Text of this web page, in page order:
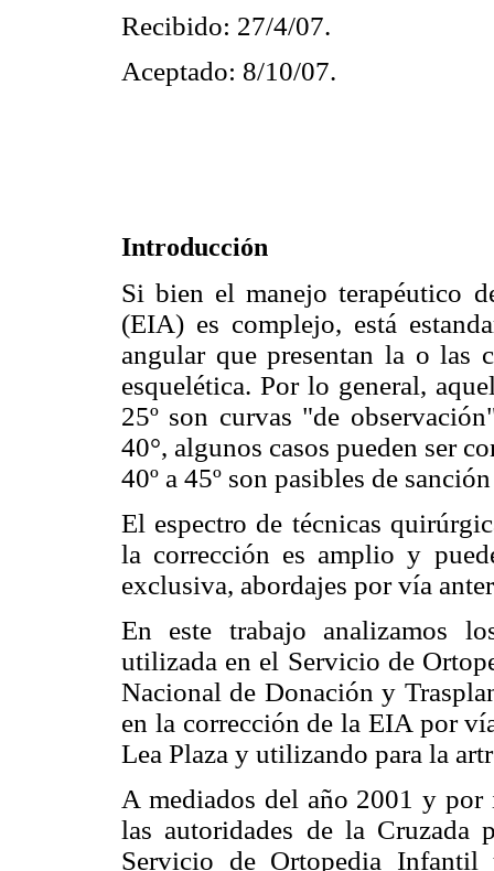
Recibido: 27/4/07.
Aceptado: 8/10/07.
Introducción
Si bien el manejo terapéutico
(EIA) es complejo, está
angular que presentan la o las
esquelética. Por lo general,
25º son curvas "de
40°, algunos casos pueden ser
40º a 45º son pasibles de
El espectro de técnicas
la corrección es amplio y
exclusiva, abordajes por vía
En este trabajo analizamos
utilizada en el Servicio de
Nacional de Donación y
en la corrección de la EIA por
Lea Plaza y utilizando para la
A mediados del año 2001 y
las autoridades de la
Servicio de Ortopedia